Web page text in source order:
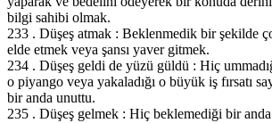
bilgi sahibi olmak.
233 . Düşeş atmak : Beklenmedik bir şekilde
elde etmek veya şansı yaver gitmek.
234 . Düşeş geldi de yüzü güldü : Hiç
o piyango veya yakaladığı o büyük iş fırsatı
bir anda unuttu.
235 . Düşeş gelmek : Hiç beklemediği bir anda